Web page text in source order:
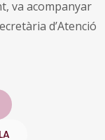
va acompanyar
d’Atenció